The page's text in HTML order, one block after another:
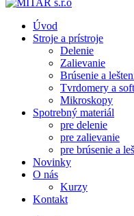
Úvod
Stroje a prístroje
Delenie
Zalievanie
Brúsenie a
Tvrdomery a
Mikroskopy
Spotrebný materiál
pre delenie
pre zalievanie
pre brúsenie a
Novinky
O nás
Kurzy
Kontakt